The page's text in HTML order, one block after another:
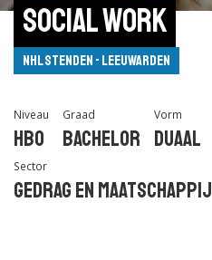
Social Work
NHL Stenden - Leeuwarden
Niveau
Hbo
Graad
Bachelor
Vorm
Duaal
Sector
Gedrag en Maatschappij